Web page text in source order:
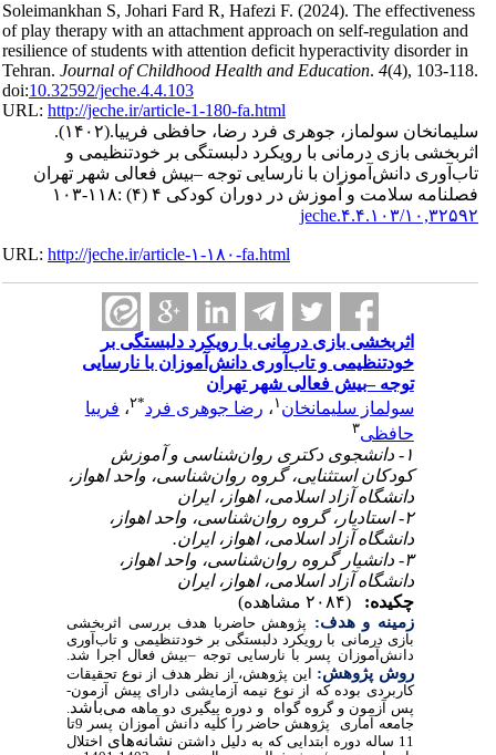
Soleimankhan S, Johari Fard R, Hafezi F.(2024).The effectiveness
of play therapy with an attachment approach on self-regulation and
resilience of students with attention deficit hyperactivity disorder in
Tehran.Journal of Childhood Health and Education.4(4), 103-118.
doi:10.32592/jeche.4.4.103
URL:http://jeche.ir/article-1-180-fa.html
سلیمانخان سولماز، جوهری فرد رضا، حافظی فرییا.(۱۴۰۲).
اثربخشی بازی درمانی با رویکرد دلبستگی بر خودتنظیمی و
تاب‌آوری دانش‌آموزان با نارسایی توجه –بیش فعالی شهر تهران
فصلنامه سلامت و آموزش در دوران کودکی ۴ (۴) :۱۱۸-۱۰۳
۱۰,۳۲۵۹۲/jeche.۴.۴.۱۰۳
URL:http://jeche.ir/article-۱-۱۸۰-fa.html
اثربخشی بازی درمانی با رویکرد دلبستگی بر
خودتنظیمی و تاب‌آوری دانش‌آموزان با نارسایی
توجه –بیش فعالی شهر تهران
سولماز سلیمانخان ۱،رضا جوهری فرد *۲،فرییا
حافظی
۱- دانشجوی دکتری روان‌شناسی و آموزش
کودکان استثنایی، گروه روان‌شناسی، واحد اهواز،
دانشگاه آزاد اسلامی، اهواز، ایران
۲- استادیار، گروه روان‌شناسی، واحد اهواز،
دانشگاه آزاد اسلامی، اهواز، ایران.
۳- دانشیار گروه روان‌شناسی، واحد اهواز،
دانشگاه آزاد اسلامی، اهواز، ایران
چکیده:
زمینه و هدف: پژوهش حاضربا هدف بررسی اثربخشی
بازی درمانی با رویکرد دلبستگی بر خودتنظیمی و تاب‌آوری
دانش‌آموزان پسر با نارسایی توجه– بیش فعال اجرا شد.
روش پژوهش: این پژوهش، از نظر هدف از نوع تحقیقات
کاربردی بوده که از نوع نیمه آزمایشی دارای پیش آزمون-
پس آزمون و گروه گواه و دوره پیگیری دو ماههمی‌باشد.
جامعه آماری پژوهش حاضر را کلیه دانش آموزان پسر 9تا
نشانه‌هایاختلال